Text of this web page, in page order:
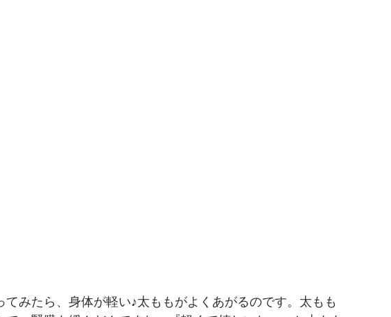
てみたら、身体が軽い♪太ももがよくあがるのです。太もも